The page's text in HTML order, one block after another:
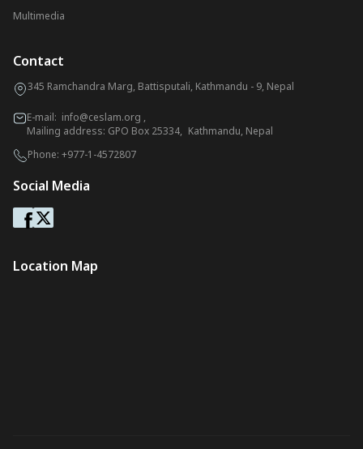
Multimedia
Contact
345 Ramchandra Marg, Battisputali, Kathmandu - 9, Nepal
E-mail: info@ceslam.org ,
Mailing address: GPO Box 25334, Kathmandu, Nepal
Phone: +977-1-4572807
Social Media
Location Map